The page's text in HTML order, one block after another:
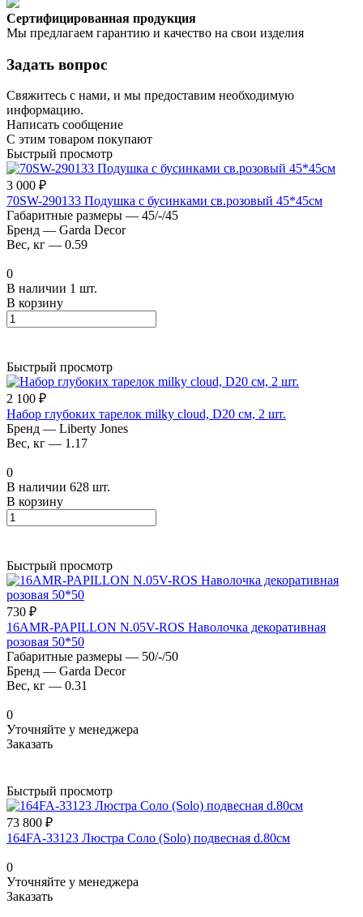
Сертифицированная продукция
Мы предлагаем гарантию и качество на свои изделия
Задать вопрос
Свяжитесь с нами, и мы предоставим необходимую
информацию.
Написать сообщение
С этим товаром покупают
Быстрый просмотр
3 000 ₽
70SW-290133 Подушка с бусинками св.розовый 45*45см
Габаритные размеры — 45/-/45
Бренд — Garda Decor
Вес, кг — 0.59
0
В наличии 1 шт.
В корзину
Быстрый просмотр
2 100 ₽
Набор глубоких тарелок milky cloud, D20 см, 2 шт.
Бренд — Liberty Jones
Вес, кг — 1.17
0
В наличии 628 шт.
В корзину
Быстрый просмотр
730 ₽
16AMR-PAPILLON N.05V-ROS Наволочка декоративная
розовая 50*50
Габаритные размеры — 50/-/50
Бренд — Garda Decor
Вес, кг — 0.31
0
Уточняйте у менеджера
Заказать
Быстрый просмотр
73 800 ₽
164FA-33123 Люстра Соло (Solo) подвесная d.80см
0
Уточняйте у менеджера
Заказать